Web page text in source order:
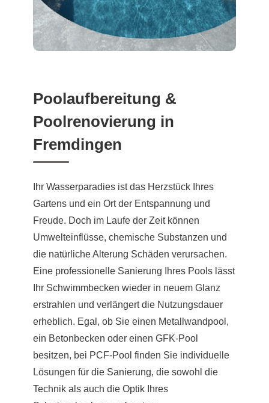
Poolaufbereitung &
Poolrenovierung in
Fremdingen
Ihr Wasserparadies ist das Herzstück Ihres
Gartens und ein Ort der Entspannung und
Freude. Doch im Laufe der Zeit können
Umwelteinflüsse, chemische Substanzen und
die natürliche Alterung Schäden verursachen.
Eine professionelle Sanierung Ihres Pools lässt
Ihr Schwimmbecken wieder in neuem Glanz
erstrahlen und verlängert die Nutzungsdauer
erheblich. Egal, ob Sie einen Metallwandpool,
ein Betonbecken oder einen GFK-Pool
besitzen, bei PCF-Pool finden Sie individuelle
Lösungen für die Sanierung, die sowohl die
Technik als auch die Optik Ihres